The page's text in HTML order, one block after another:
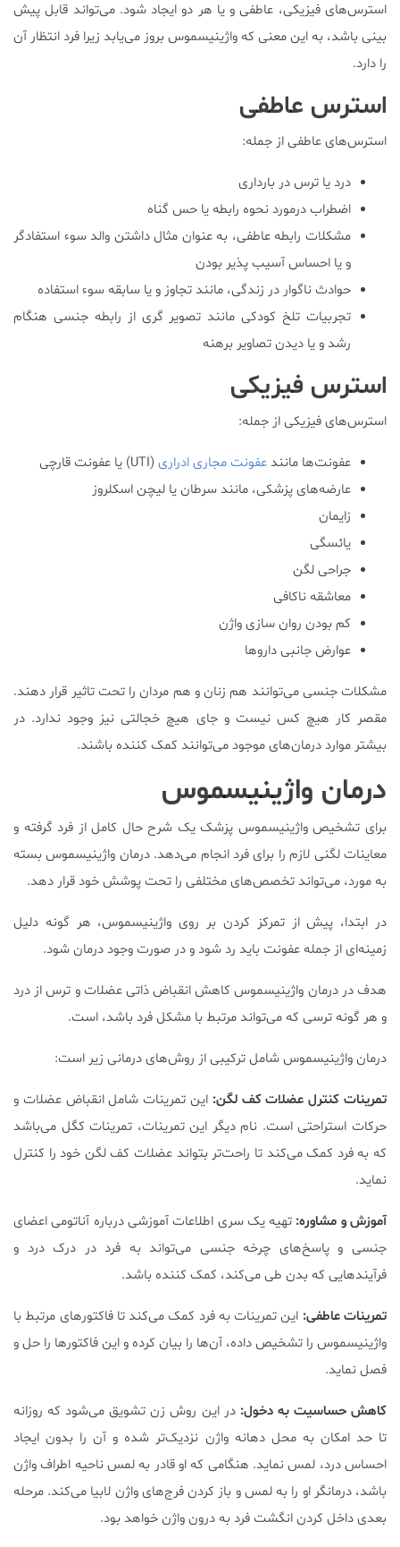
استرس‌های فیزیکی، عاطفی و یا هر دو ایجاد شود. می‌تواند قابل پیش
بینی باشد، به این معنی که واژینیسموس بروز می‌یابد زیرا فرد انتظار آن
را دارد.
استرس‌ عاطفی
استرس‌های عاطفی از جمله:
درد یا ترس در بارداری
اضطراب درمورد نحوه رابطه یا حس گناه
مشکلات رابطه عاطفی، به عنوان مثال داشتن والد سوء استفادگر
و یا احساس آسیب پذیر بودن
حوادث ناگوار در زندگی، مانند تجاوز و یا سابقه سوء استفاده
تجربیات تلخ کودکی مانند تصویر گری از رابطه جنسی هنگام
رشد و یا دیدن تصاویر برهنه
استرس فیزیکی
استرس‌‌های فیزیکی از جمله:
عفونت‌ها مانند عفونت مجاری ادراری (UTI) یا عفونت قارچی
عارضه‌های پزشکی، مانند سرطان یا لیچن اسکلروز
زایمان
یائسگی
جراحی لگن
معاشقه ناکافی
کم بودن روان سازی واژن
عوارض جانبی داروها
مشکلات جنسی می‌توانند هم زنان و هم مردان را تحت تاثیر قرار دهند.
مقصر کار هیچ کس نیست و جای هیچ خجالتی نیز وجود ندارد. در
بیشتر موارد درمان‌های موجود می‌توانند کمک کننده باشند.
درمان واژینیسموس
برای تشخیص واژینیسموس پزشک یک شرح حال کامل از فرد گرفته و
معاینات لگنی لازم را برای فرد انجام می‌دهد. درمان واژینیسموس بسته
به مورد، می‌تواند تخصص‌های مختلفی را تحت پوشش خود قرار دهد.
در ابتدا، پیش از تمرکز کردن بر روی واژینیسموس، هر گونه دلیل
زمینه‌ای از جمله عفونت باید رد شود و در صورت وجود درمان شود.
هدف در درمان واژینیسموس کاهش انقباض ذاتی عضلات و ترس از درد
و هر گونه ترسی که می‌تواند مرتبط با مشکل فرد باشد، است.
درمان واژینیسموس شامل ترکیبی از روش‌های درمانی زیر است:
تمرینات کنترل عضلات کف لگن: این تمرینات شامل انقباض عضلات و
حرکات استراحتی است. نام دیگر این تمرینات، تمرینات کگل می‌باشد
که به فرد کمک می‌کند تا راحت‌تر بتواند عضلات کف لگن خود را کنترل
نماید.
آموزش و مشاوره: تهیه یک سری اطلاعات آموزشی درباره آناتومی اعضای
جنسی و پاسخ‌های چرخه جنسی می‌تواند به فرد در درک درد و
فرآیندهایی که بدن طی می‌کند، کمک کننده باشد.
تمرینات عاطفی: این تمرینات به فرد کمک می‌کند تا فاکتورهای مرتبط با
واژینیسموس را تشخیص داده، آن‌ها را بیان کرده و این فاکتورها را حل و
فصل نماید.
کاهش حساسیت به دخول: در این روش زن تشویق می‌شود که روزانه
تا حد امکان به محل دهانه واژن نزدیک‌تر شده و آن را بدون ایجاد
احساس درد، لمس نماید. هنگامی که او قادر به لمس ناحیه اطراف واژن
باشد، درمانگر او را به لمس و باز کردن فرج‌های واژن لابیا می‌کند. مرحله
بعدی داخل کردن انگشت فرد به درون واژن خواهد بود.